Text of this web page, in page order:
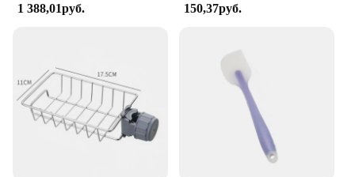
1 388,01руб. 150,37руб.